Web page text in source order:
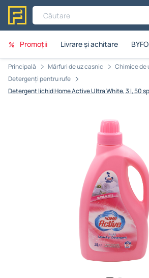
Căutare
Promoții Livrare și achitare
Principală Mărfuri de uz casnic
Chimice de
Detergenți pentru rufe
Detergent lichid Home Active Ultra White, 3 l, 50